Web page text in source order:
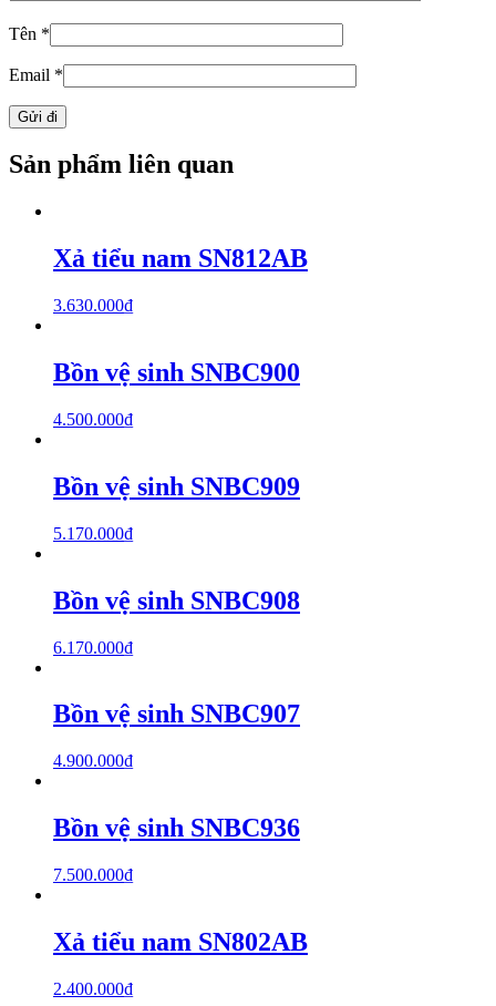
Tên *
Email *
Sản phẩm liên quan
Xả tiểu nam SN812AB
3.630.000₫
Bồn vệ sinh SNBC900
4.500.000₫
Bồn vệ sinh SNBC909
5.170.000₫
Bồn vệ sinh SNBC908
6.170.000₫
Bồn vệ sinh SNBC907
4.900.000₫
Bồn vệ sinh SNBC936
7.500.000₫
Xả tiểu nam SN802AB
2.400.000₫